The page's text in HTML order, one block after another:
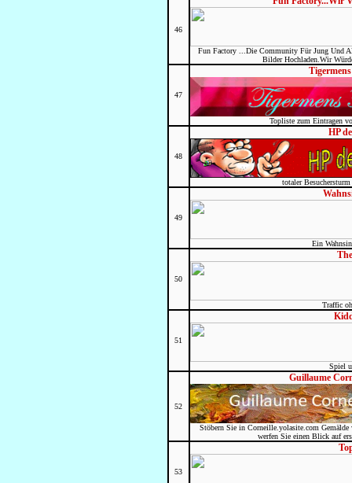
46
Fun Factory ...Die Community Für Jung Und
Bilder Hochladen.Wir
47
Topliste zum Eintragen
48
HP
totaler
49
Ein
50
Traffic
51
Spiel
52
Guillaume
Stöbern Sie in Corneille.yolasite.com
werfen Sie einen Blick auf
53